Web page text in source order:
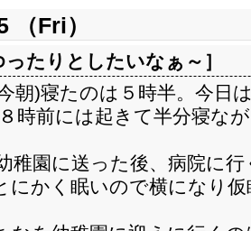
（Fri）
ったりとしたいなぁ～ ］
朝)寝たのは５時半。今日
時前には起きて半分寝な
稚園に送った後、病院に
にかく眠いので横になり